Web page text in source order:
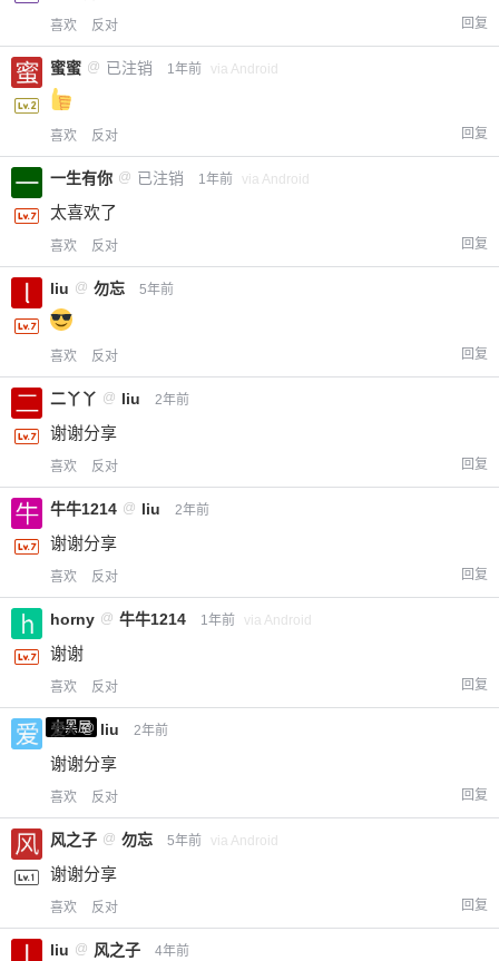
喜欢 反对 回复
蜜蜜 @ 已注销 1年前 via Android
喜欢 反对 回复
一生有你 @ 已注销 1年前 via Android
太喜欢了
喜欢 反对 回复
liu @ 勿忘 5年前
喜欢 反对 回复
二丫丫 @ liu 2年前
谢谢分享
喜欢 反对 回复
牛牛1214 @ liu 2年前
谢谢分享
喜欢 反对 回复
horny @ 牛牛1214 1年前 via Android
谢谢
喜欢 反对 回复
小黑屋
爱X @ liu 2年前
谢谢分享
喜欢 反对 回复
风之子 @ 勿忘 5年前 via Android
谢谢分享
喜欢 反对 回复
liu @ 风之子 4年前